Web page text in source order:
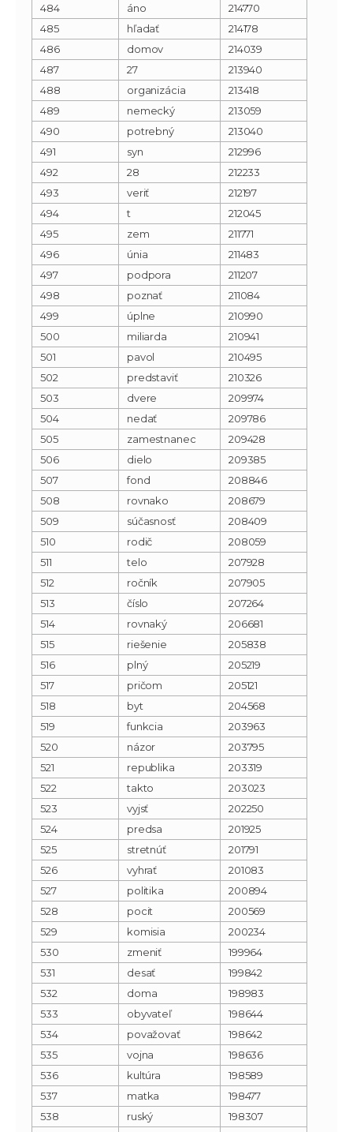
484
áno
214770
485
hľadať
214178
486
domov
214039
487
27
213940
488
organizácia
213418
489
nemecký
213059
490
potrebný
213040
491
syn
212996
492
28
212233
493
veriť
212197
494
t
212045
495
zem
211771
496
únia
211483
497
podpora
211207
498
poznať
211084
499
úplne
210990
500
miliarda
210941
501
pavol
210495
502
predstaviť
210326
503
dvere
209974
504
nedať
209786
505
zamestnanec
209428
506
dielo
209385
507
fond
208846
508
rovnako
208679
509
súčasnosť
208409
510
rodič
208059
511
telo
207928
512
ročník
207905
513
číslo
207264
514
rovnaký
206681
515
riešenie
205838
516
plný
205219
517
pričom
205121
518
byt
204568
519
funkcia
203963
520
názor
203795
521
republika
203319
522
takto
203023
523
vyjsť
202250
524
predsa
201925
525
stretnúť
201791
526
vyhrať
201083
527
politika
200894
528
pocit
200569
529
komisia
200234
530
zmeniť
199964
531
desať
199842
532
doma
198983
533
obyvateľ
198644
534
považovať
198642
535
vojna
198636
536
kultúra
198589
537
matka
198477
538
ruský
198307